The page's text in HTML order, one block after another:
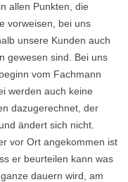
allen Punkten, die
vorweisen, bei uns
unsere Kunden auch
gewesen sind. Bei uns
vom Fachmann
werden auch keine
dazugerechnet, der
ändert sich nicht.
vor Ort angekommen ist
er beurteilen kann was
dauern wird, am